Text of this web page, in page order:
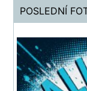
POSLEDNÍ